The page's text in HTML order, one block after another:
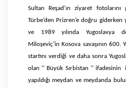
Sultan Reşad’ın ziyaret
Türbe’den Prizren’e doğru
ve 1989 yılında Yugoslavya
Miloşeviç’in Kosova savaşının 600.
startını verdiği ve daha sonra
olan ‘’ Büyük Sırbistan ‘’
yapıldığı meydan ve meydanda